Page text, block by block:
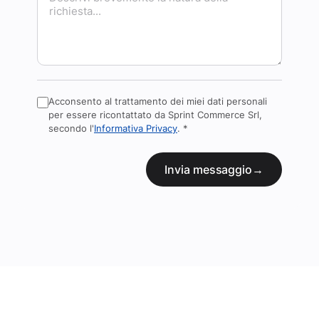
Acconsento al trattamento dei miei dati personali
per essere ricontattato da Sprint Commerce Srl,
secondo l'Informativa Privacy. *
Invia messaggio →